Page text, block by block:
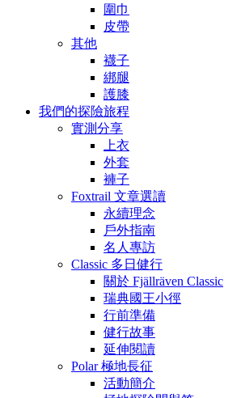
圍巾
皮帶
其他
襪子
綁腿
護膝
我們的探險旅程
實測分享
上衣
外套
褲子
Foxtrail 文章選讀
永續理念
戶外指南
名人專訪
Classic 多日健行
關於 Fjällräven Classic
瑞典國王小徑
行前準備
健行故事
延伸閱讀
Polar 極地長征
活動簡介